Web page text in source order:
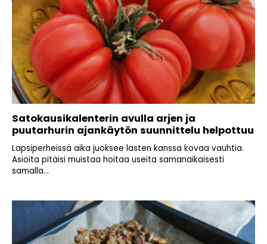
Satokausikalenterin avulla arjen ja
puutarhurin ajankäytön suunnittelu helpottuu
Lapsiperheissä aika juoksee lasten kanssa kovaa vauhtia.
Asioita pitäisi muistaa hoitaa useita samanaikaisesti
samalla...